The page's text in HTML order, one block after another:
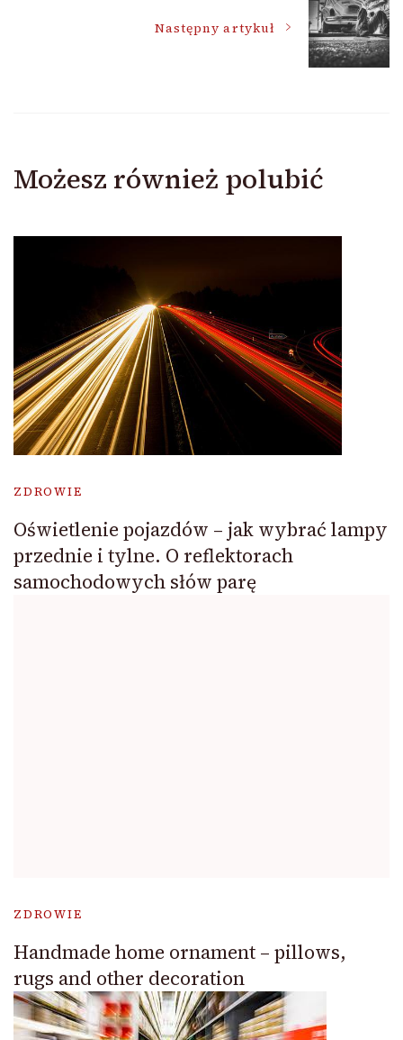
Następny artykuł
Możesz również polubić
ZDROWIE
Oświetlenie pojazdów – jak wybrać lampy
przednie i tylne. O reflektorach
samochodowych słów parę
ZDROWIE
Handmade home ornament – pillows,
rugs and other decoration